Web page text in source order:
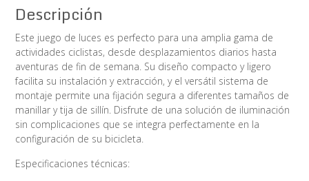
Descripción
Este juego de luces es perfecto para una amplia gama de
actividades ciclistas, desde desplazamientos diarios hasta
aventuras de fin de semana. Su diseño compacto y ligero
facilita su instalación y extracción, y el versátil sistema de
montaje permite una fijación segura a diferentes tamaños de
manillar y tija de sillín. Disfrute de una solución de iluminación
sin complicaciones que se integra perfectamente en la
configuración de su bicicleta.
Especificaciones técnicas: